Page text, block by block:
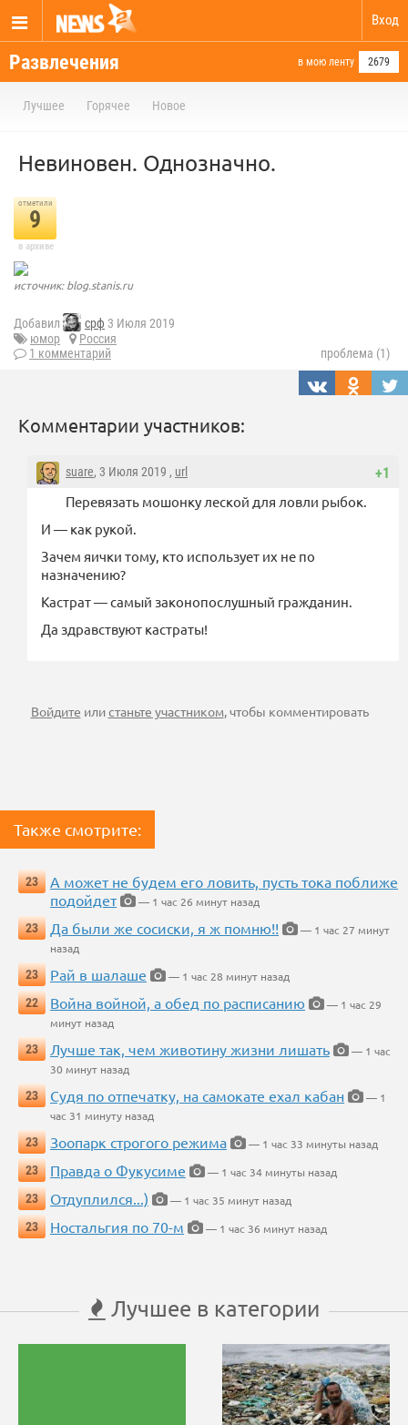
Вход
Развлечения в мою ленту 2679
Лучшее Горячее Новое
Невиновен. Однозначно.
отметили
9
в архиве
источник: blog.stanis.ru
Добавил срф 3 Июля 2019
юмор
Россия
1 комментарий
проблема (1)
Комментарии участников:
+1
suare, 3 Июля 2019 , url
Перевязать мошонку леской для ловли рыбок.
И — как рукой.
Зачем яички тому, кто использует их не по
назначению?
Кастрат — самый законопослушный гражданин.
Да здравствуют кастраты!
Войдите илистаньте участником, чтобы комментировать
Также смотрите:
23
А может не будем его ловить, пусть тока поближе
подойдет
— 1 час 26 минут назад
23
Да были же сосиски, я ж помню!!
— 1 час 27 минут
назад
23
Рай в шалаше
— 1 час 28 минут назад
22
Война войной, а обед по расписанию
— 1 час 29
минут назад
23
Лучше так, чем животину жизни лишать
— 1 час
30 минут назад
23
Судя по отпечатку, на самокате ехал кабан
— 1
час 31 минуту назад
23
Зоопарк строгого режима
— 1 час 33 минуты назад
23
Правда о Фукусиме
— 1 час 34 минуты назад
23
Отдуплился...)
— 1 час 35 минут назад
23
Ностальгия по 70-м — 1 час 36 минут назад
Лучшее в категории